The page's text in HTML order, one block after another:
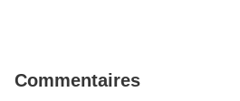
Commentaires